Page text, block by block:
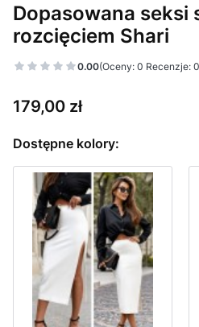
Dopasowana seksi
rozcięciem Shari
0.00(Oceny: 0 Recenzje:
Cena
179,00 zł
Dostępne kolory: